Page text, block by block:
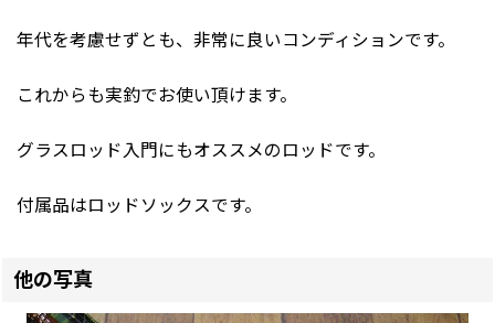
年代を考慮せずとも、非常に良いコンディションです。
これからも実釣でお使い頂けます。
グラスロッド入門にもオススメのロッドです。
付属品はロッドソックスです。
他の写真